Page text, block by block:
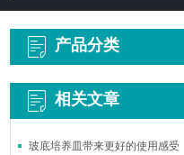
产品分类
相关文章
玻底培养皿带来更好的使用感受